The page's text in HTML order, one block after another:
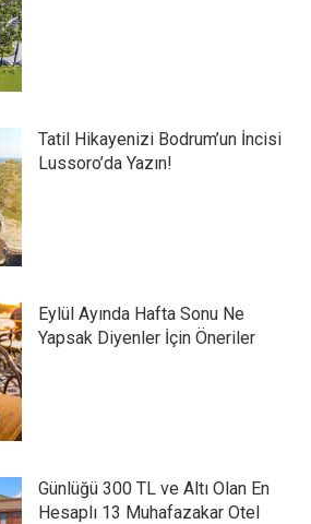
Tatil Hikayenizi Bodrum’un İncisi
Lussoro’da Yazın!
Eylül Ayında Hafta Sonu Ne
Yapsak Diyenler İçin Öneriler
Günlüğü 300 TL ve Altı Olan En
Hesaplı 13 Muhafazakar Otel